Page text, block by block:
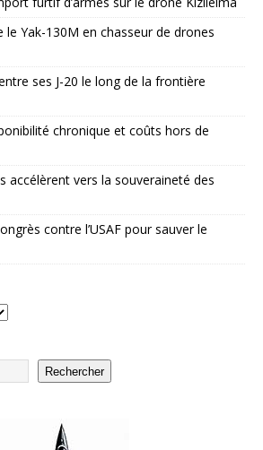
le Yak-130M en chasseur de drones
ses J-20 le long de la frontière
chronique et coûts hors de
accélèrent vers la souveraineté des
contre l’USAF pour sauver le
Rechercher